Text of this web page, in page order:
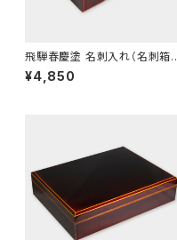
飛騨春慶塗 名刺入れ（名刺箱）
紅
¥4,850